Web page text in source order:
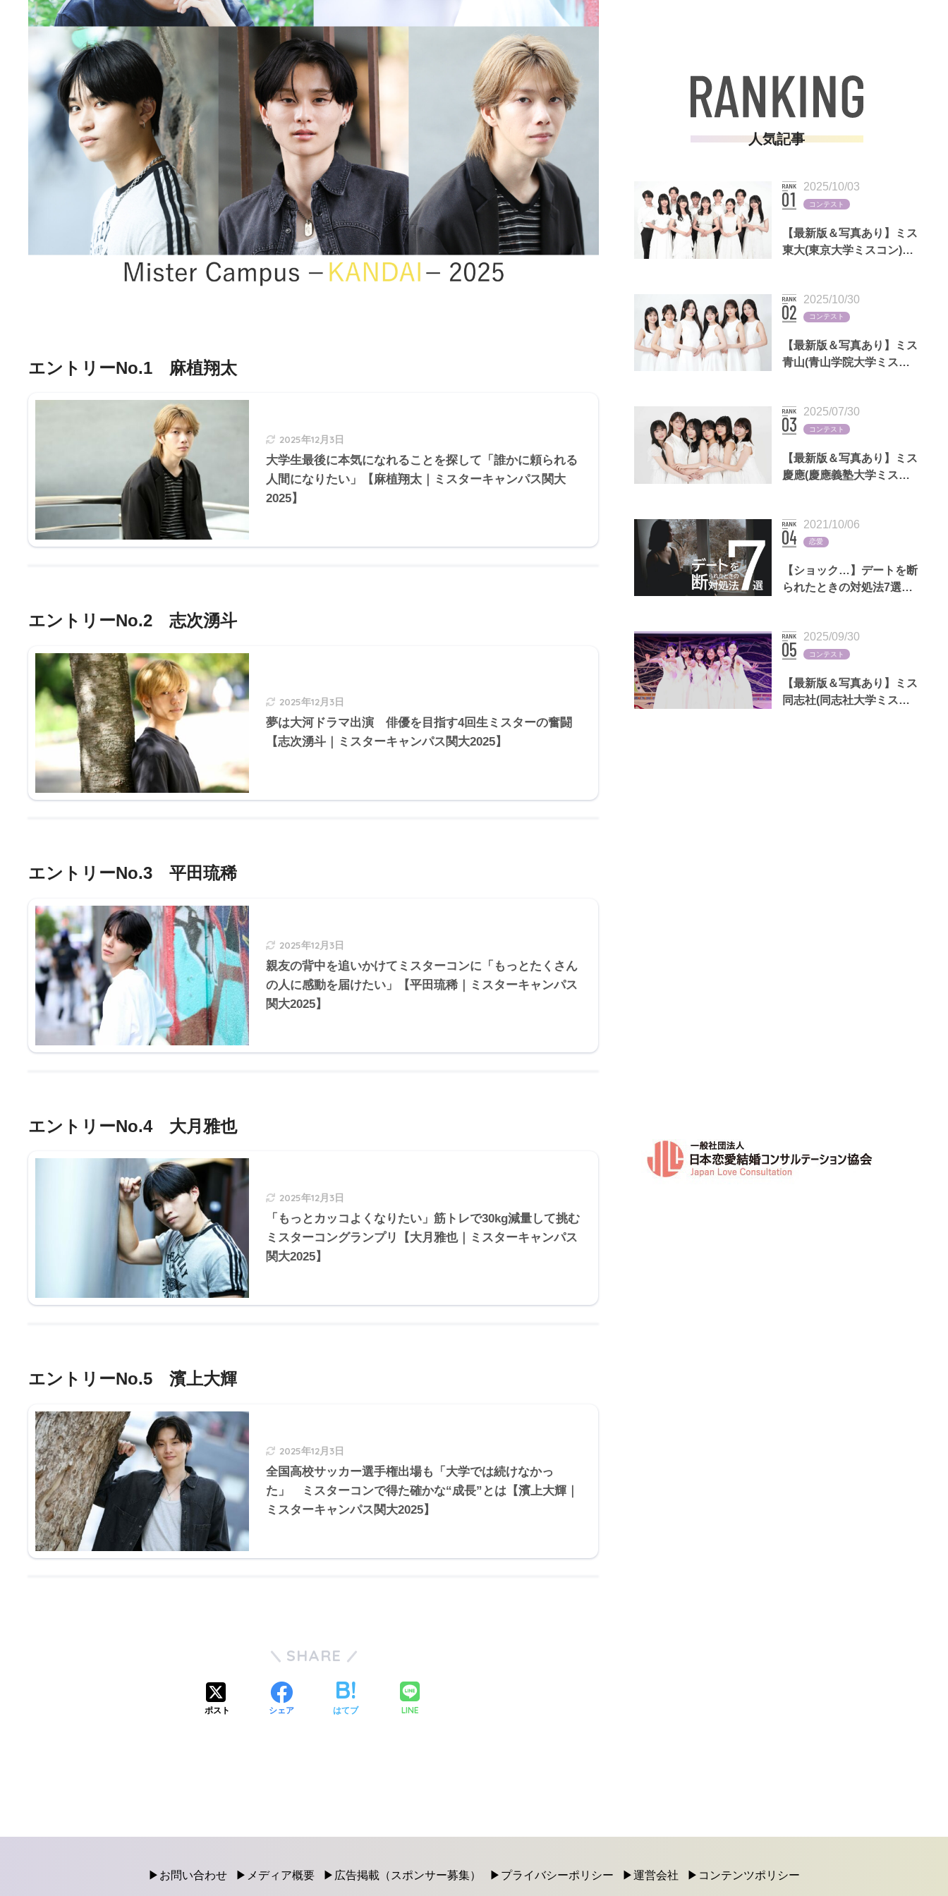
エントリーNo.1 麻植翔太
2025年12月3日
大学生最後に本気になれることを探して「誰かに頼られる
人間になりたい」【麻植翔太｜ミスターキャンパス関大
2025】
エントリーNo.2 志次湧斗
2025年12月3日
夢は大河ドラマ出演 俳優を目指す4回生ミスターの奮闘
【志次湧斗｜ミスターキャンパス関大2025】
エントリーNo.3 平田琉稀
2025年12月3日
親友の背中を追いかけてミスターコンに「もっとたくさん
の人に感動を届けたい」【平田琉稀｜ミスターキャンパス
関大2025】
エントリーNo.4 大月雅也
2025年12月3日
「もっとカッコよくなりたい」筋トレで30kg減量して挑む
ミスターコングランプリ【大月雅也｜ミスターキャンパス
関大2025】
エントリーNo.5 濱上大輝
2025年12月3日
全国高校サッカー選手権出場も「大学では続けなかっ
た」 ミスターコンで得た確かな“成長”とは【濱上大輝｜
ミスターキャンパス関大2025】
SHARE
ポスト シェア はてブ LINE
人気記事
【最新版＆写真あり】ミス
東大(東京大学ミスコン)歴
2025/10/03
コンテスト
【最新版＆写真あり】ミス
青山(青山学院大学ミスコ
2025/10/30
コンテスト
【最新版＆写真あり】ミス
慶應(慶應義塾大学ミスコ
2025/07/30
コンテスト
【ショック…】デートを断
られたときの対処法7選｜
2021/10/06
恋愛
【最新版＆写真あり】ミス
同志社(同志社大学ミスコ
2025/09/30
コンテスト
お問い合わせ メディア概要 広告掲載（スポンサー募集） プライバシーポリシー 運営会社 コンテンツポリシー